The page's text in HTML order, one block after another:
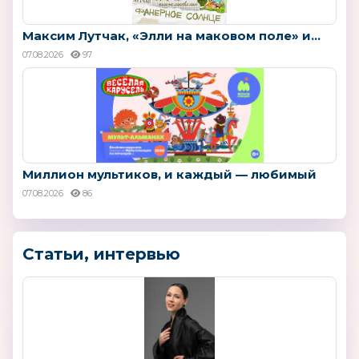
Максим Лутчак, «Элли на маковом поле» и...
07.08.2026 97
Миллион мультиков, и каждый — любимый
07.08.2026 86
Статьи, интервью